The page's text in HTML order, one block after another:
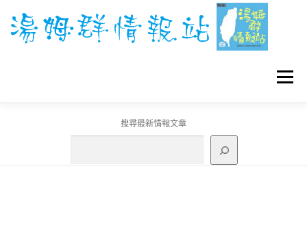
選單
寶可夢工具
搜尋最新情報文章